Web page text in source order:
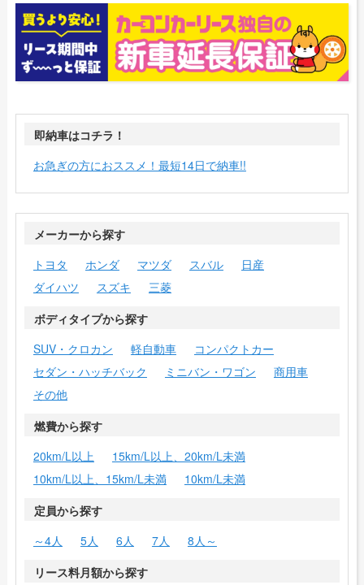
即納車はコチラ！
お急ぎの方におススメ！最短14日で納車!!
メーカーから探す
トヨタ
ホンダ マツダ スバル
日産
ダイハツ
スズキ
三菱
ボディタイプから探す
SUV・クロカン
軽自動車
コンパクトカー
セダン・ハッチバック
ミニバン・ワゴン
商用車
その他
燃費から探す
20km/L以上
15km/L以上、20km/L未満
10km/L以上、15km/L未満
10km/L未満
定員から探す
～4人
5人 6人 7人
8人～
リース料月額から探す